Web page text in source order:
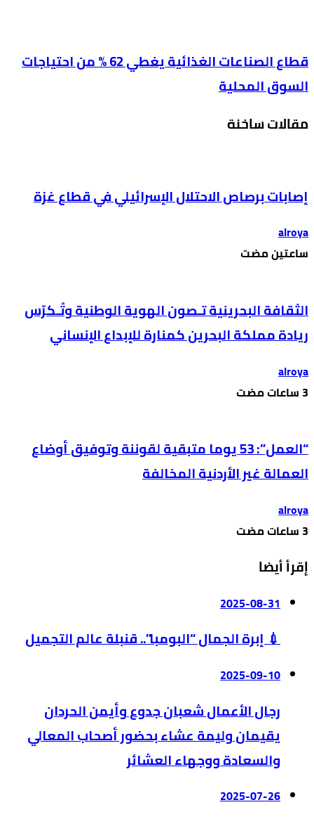
قطاع الصناعات الغذائية يغطي 62 % من احتياجات
السوق المحلية
مقالات ساخنة
إصابات برصاص الاحتلال الإسرائيلي في قطاع غزة
alroya
‫‫‫‏‫ساعتين مضت‬
الثقافة البحرينية تـصون الهوية الوطنية وتُـكرّس
ريادة مملكة البحرين كمنارة للإبداع الإنساني
alroya
“العمل”: 53 يوما متبقية لقوننة وتوفيق أوضاع
العمالة غير الأردنية المخالفة
alroya
إقرأ أيضا
2025-08-31
💉 إبرة الجمال “البومبا”.. قنبلة عالم التجميل
2025-09-10
رجال الأعمال شعبان جدوع وأيمن الحردان
يقيمان وليمة عشاء بحضور أصحاب المعالي
والسعادة ووجهاء العشائر
2025-07-26